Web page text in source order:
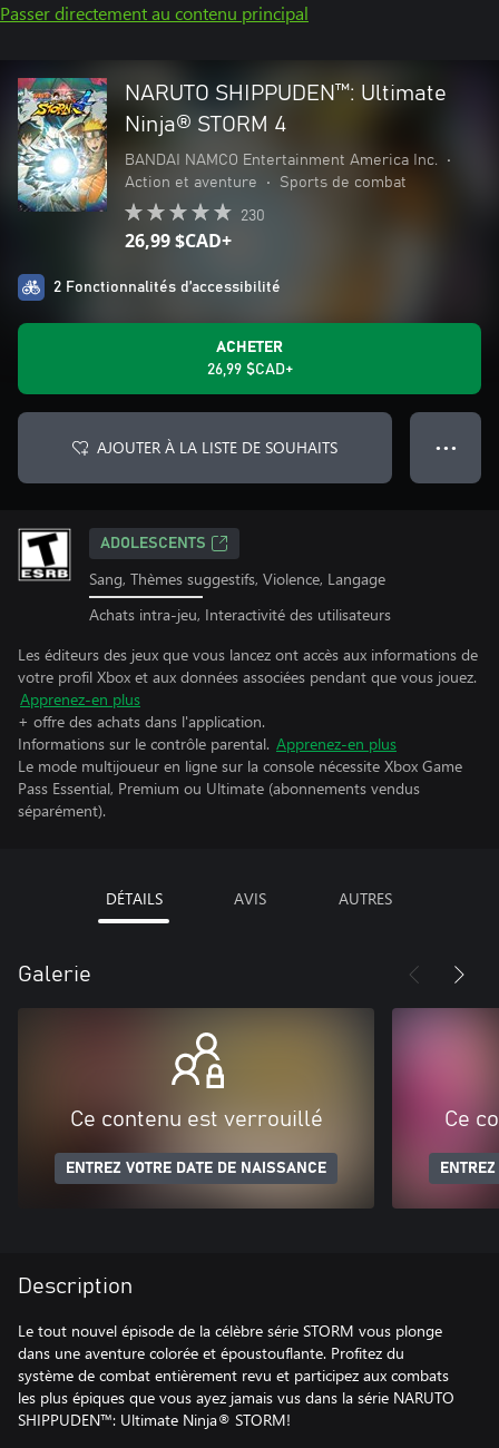
Passer directement au contenu principal
NARUTO SHIPPUDEN™: Ultimate
Ninja® STORM 4
BANDAI NAMCO Entertainment America Inc.
•
Action et aventure
• Sports de combat
230
26,99 $CAD+
2 Fonctionnalités d’accessibilité
ACHETER
26,99 $CAD+
AJOUTER À LA LISTE DE SOUHAITS ● ● ●
ADOLESCENTS
Sang, Thèmes suggestifs, Violence, Langage
Achats intra-jeu, Interactivité des utilisateurs
Les éditeurs des jeux que vous lancez ont accès aux informations de
votre profil Xbox et aux données associées pendant que vous jouez.
Apprenez-en plus
+ offre des achats dans l'application.
Informations sur le contrôle parental. Apprenez-en plus
Le mode multijoueur en ligne sur la console nécessite Xbox Game
Pass Essential, Premium ou Ultimate (abonnements vendus
séparément).
DÉTAILS AVIS AUTRES
Galerie
Ce contenu est verrouillé
ENTREZ VOTRE DATE DE NAISSANCE
Ce
Description
Le tout nouvel épisode de la célèbre série STORM vous plonge
dans une aventure colorée et époustouflante. Profitez du
système de combat entièrement revu et participez aux combats
les plus épiques que vous ayez jamais vus dans la série NARUTO
SHIPPUDEN™: Ultimate Ninja® STORM!